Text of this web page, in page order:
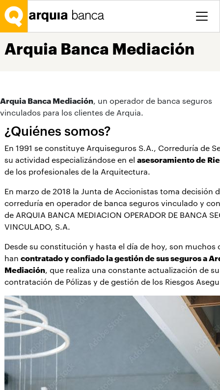
Salta al contingut principal
Arquia Banca Mediación
Arquia Banca Mediación, un operador de banca seguros
vinculados para los clientes de Arquia.
¿Quiénes somos?
En 1991 se constituye Arquiseguros S.A., Correduría de
su actividad especializándose en el asesoramiento de
de los profesionales de la Arquitectura.
En marzo de 2018 la Junta de Accionistas toma decisión
correduría en operador de banca seguros vinculado y
de ARQUIA BANCA MEDIACION OPERADOR DE BANCA
VINCULADO, S.A.
Desde su constitución y hasta el día de hoy, son muchos
han contratado y confiado la gestión de sus seguros a
Mediación, que realiza una constante actualización de
contratación de Pólizas y de gestión de los Riesgos